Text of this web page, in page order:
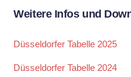
Weitere Infos und
Düsseldorfer Tabelle 2025
Düsseldorfer Tabelle 2024